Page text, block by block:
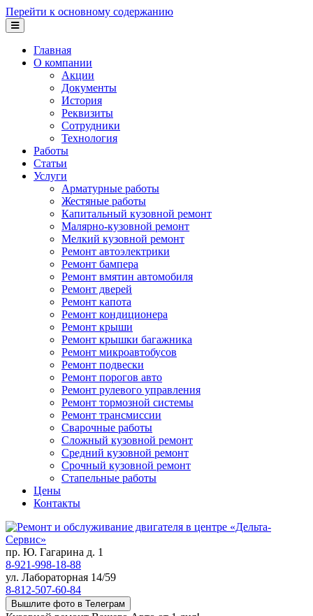
Перейти к основному содержанию
Главная
О компании
Акции
Документы
История
Реквизиты
Сотрудники
Технология
Работы
Статьи
Услуги
Арматурные работы
Жестяные работы
Капитальный кузовной ремонт
Малярно-кузовной ремонт
Мелкий кузовной ремонт
Ремонт автоэлектрики
Ремонт бампера
Ремонт вмятин автомобиля
Ремонт дверей
Ремонт капота
Ремонт кондиционера
Ремонт крыши
Ремонт крышки багажника
Ремонт микроавтобусов
Ремонт подвески
Ремонт порогов авто
Ремонт рулевого управления
Ремонт тормозной системы
Ремонт трансмиссии
Сварочные работы
Сложный кузовной ремонт
Средний кузовной ремонт
Срочный кузовной ремонт
Стапельные работы
Цены
Контакты
пр. Ю. Гагарина д. 1
8-921-998-18-88
ул. Лабораторная 14/59
8-812-507-60-84
Вышлите фото в Телеграм